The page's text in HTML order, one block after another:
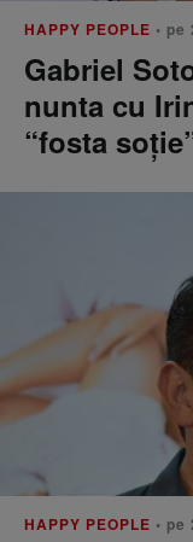
HAPPY PEOPLE •
Gabriel
nunta cu
“fosta
HAPPY PEOPLE •